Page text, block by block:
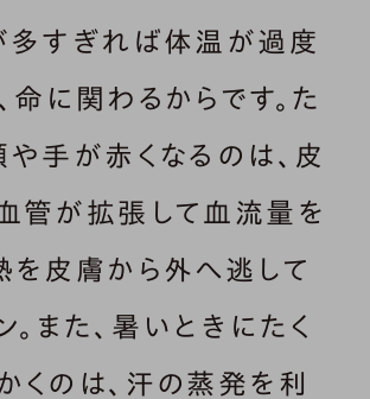
多すぎれば体温が過度
命に関わるからです。た
や手が赤くなるのは、皮
管が拡張して血流量を
を皮膚から外へ逃して
。また、暑いときにたく
くのは、汗の蒸発を利